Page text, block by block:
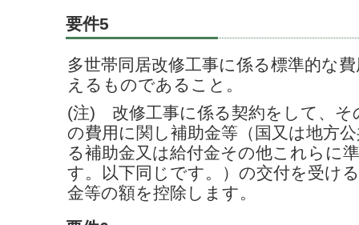
要件5
多世帯同居改修工事に係る標準的な
えるものであること。
(注) 改修工事に係る契約をして、そ
の費用に関し補助金等（国又は地方
る補助金又は給付金その他これらに
す。以下同じです。）の交付を受け
金等の額を控除します。